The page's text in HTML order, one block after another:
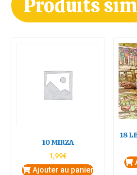
Produits
10 MIRZA
1,99€
Ajouter au panier
18